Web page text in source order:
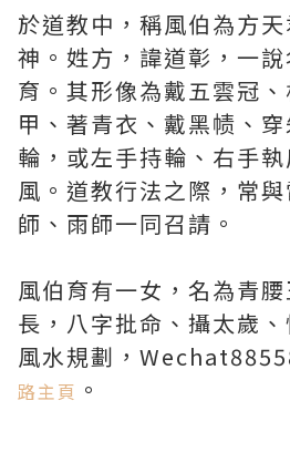
於道教中，稱風伯為方
神。姓方，諱道彰，一
育。其形像為戴五雲冠
甲、著青衣、戴黑帻、
輪，或左手持輪、右手
風。道教行法之際，常
師、雨師一同召請。
風伯育有一女，名為青
長，八字批命、攝太歲
風水規劃，
路主頁 。